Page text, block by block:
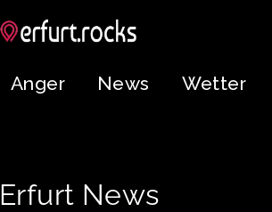
Anger News Wetter
Erfurt News